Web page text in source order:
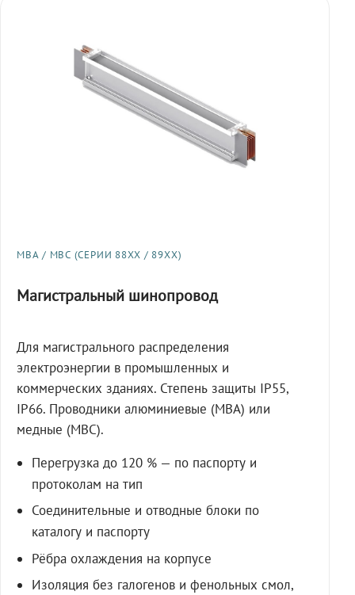
МВА / МВС (СЕРИИ 88XX / 89XX)
Магистральный шинопровод
Для магистрального распределения
электроэнергии в промышленных и
коммерческих зданиях. Степень защиты IP55,
IP66. Проводники алюминиевые (МВА) или
медные (МВС).
Перегрузка до 120 % — по паспорту и
протоколам на тип
Соединительные и отводные блоки по
каталогу и паспорту
Рёбра охлаждения на корпусе
Изоляция без галогенов и фенольных смол,